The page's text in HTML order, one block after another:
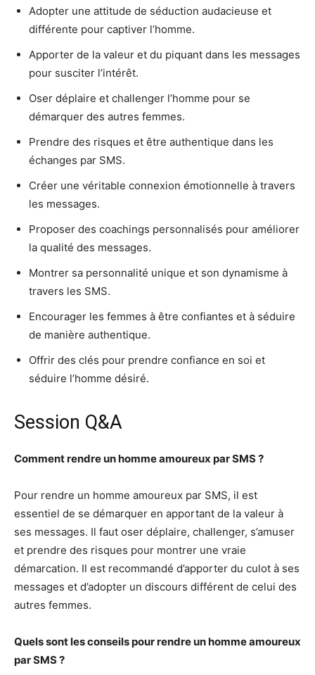
Adopter une attitude de séduction audacieuse et
différente pour captiver l’homme.
Apporter de la valeur et du piquant dans les messages
pour susciter l’intérêt.
Oser déplaire et challenger l’homme pour se
démarquer des autres femmes.
Prendre des risques et être authentique dans les
échanges par SMS.
Créer une véritable connexion émotionnelle à travers
les messages.
Proposer des coachings personnalisés pour améliorer
la qualité des messages.
Montrer sa personnalité unique et son dynamisme à
travers les SMS.
Encourager les femmes à être confiantes et à séduire
de manière authentique.
Offrir des clés pour prendre confiance en soi et
séduire l’homme désiré.
Session Q&A
Comment rendre un homme amoureux par SMS ?
Pour rendre un homme amoureux par SMS, il est
essentiel de se démarquer en apportant de la valeur à
ses messages. Il faut oser déplaire, challenger, s’amuser
et prendre des risques pour montrer une vraie
démarcation. Il est recommandé d’apporter du culot à ses
messages et d’adopter un discours différent de celui des
autres femmes.
Quels sont les conseils pour rendre un homme amoureux
par SMS ?